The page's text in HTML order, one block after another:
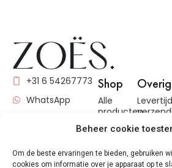
Beheer cookie
Om de beste ervaringen te bieden, gebruiken
cookies om informatie over je apparaat op te
+31 6 54267773
WhatsApp
cosmetics.com
&nbsp
Shop
Alle
producten
Brow jam
Voor
jouw
Overig
Cookies